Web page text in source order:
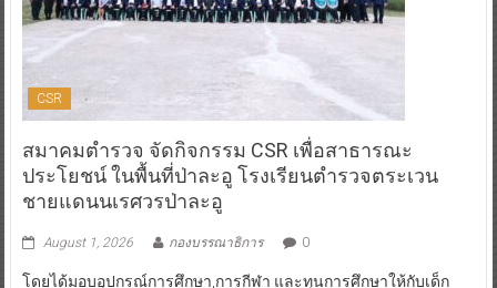
CSR
สมาคมตำรวจ จัดกิจกรรม CSR เพื่อสาธารณะ
ประโยชน์ ในพื้นที่ป่าละอู โรงเรียนตำรวจตระเวน
ชายแดนนเรศวรป่าละอู
August 1, 2026 กองบรรณาธิการ 0
โดยได้มอบอุปกรณ์การศึกษา,การกีฬา และทุนการศึกษาให้กับเด็ก